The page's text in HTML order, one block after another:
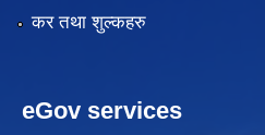
कर तथा शुल्कहरु
eGov services